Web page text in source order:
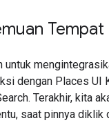
Tempat
untuk
dengan Places
Terakhir, kita
saat pinnya diklik